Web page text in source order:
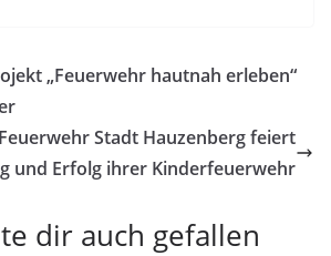
„Feuerwehr hautnah erleben“
Stadt Hauzenberg feiert
und Erfolg ihrer Kinderfeuerwehr
dir auch gefallen